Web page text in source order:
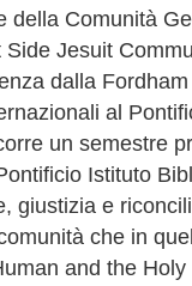
della Comunità
Jesuit
dalla
al
un semestre
Istituto
giustizia e
che in
and the